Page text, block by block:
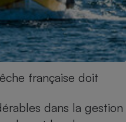
française doit
dans la gestion